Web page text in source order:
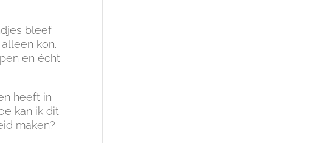
bleef
kon.
en écht
heeft in
kan ik dit
maken?